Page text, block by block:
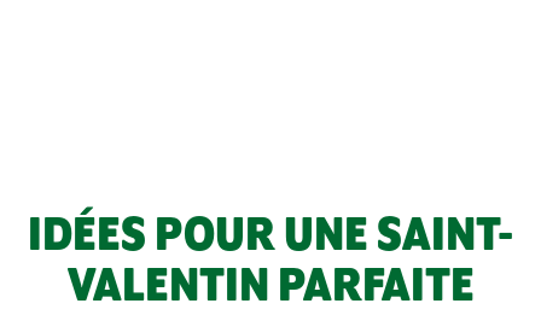
IDÉES POUR UNE SAINT-
VALENTIN PARFAITE